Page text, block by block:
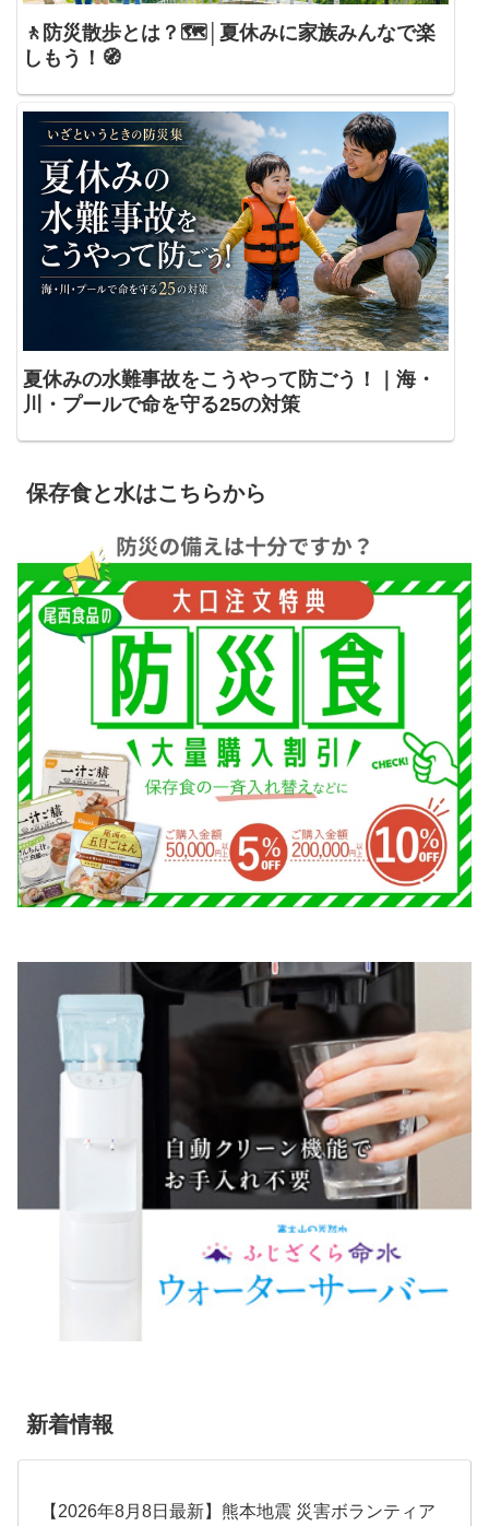
🚶防災散歩とは？🗺️│夏休みに家族みんなで楽
しもう！🧭
夏休みの水難事故をこうやって防ごう！｜海・
川・プールで命を守る25の対策
保存食と水はこちらから
新着情報
【2026年8月8日最新】熊本地震 災害ボランティア